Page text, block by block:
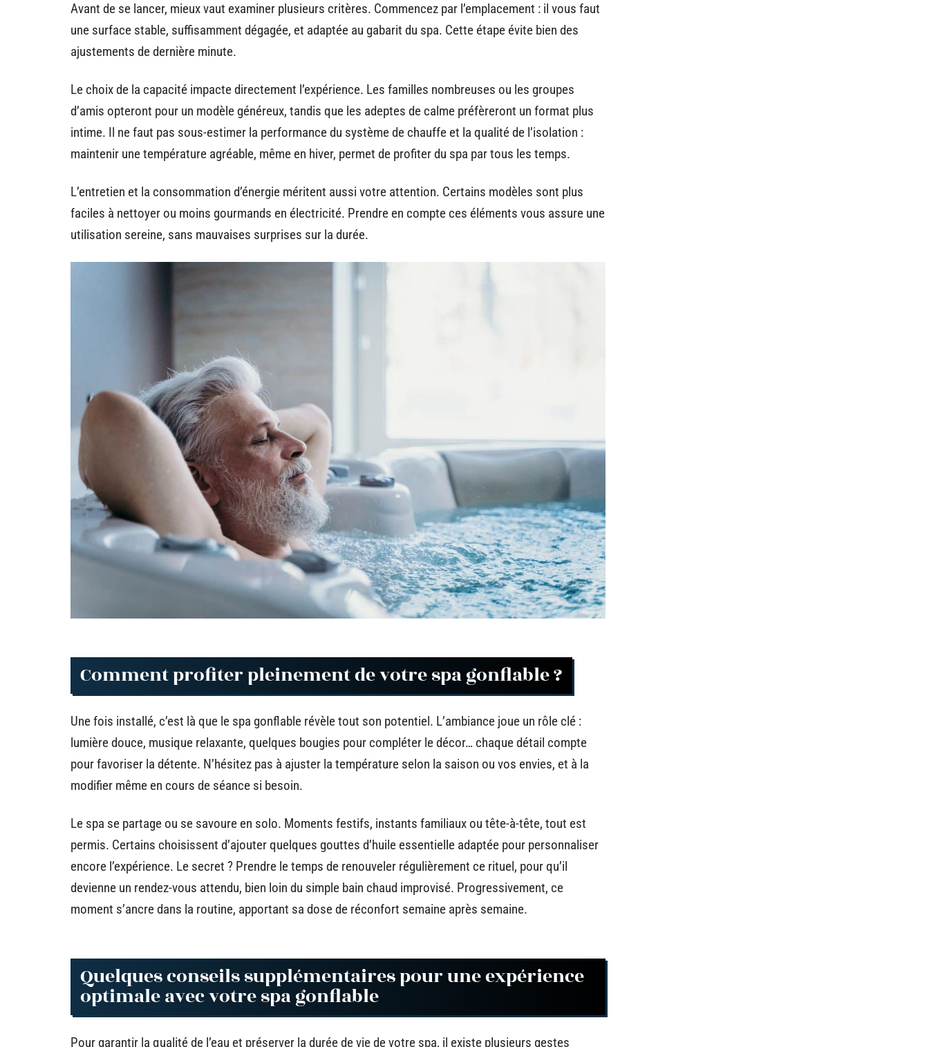
Avant de se lancer, mieux vaut examiner plusieurs critères. Commencez par l’emplacement : il vous faut
une surface stable, suffisamment dégagée, et adaptée au gabarit du spa. Cette étape évite bien des
ajustements de dernière minute.
Le choix de la capacité impacte directement l’expérience. Les familles nombreuses ou les groupes
d’amis opteront pour un modèle généreux, tandis que les adeptes de calme préfèreront un format plus
intime. Il ne faut pas sous-estimer la performance du système de chauffe et la qualité de l’isolation :
maintenir une température agréable, même en hiver, permet de profiter du spa par tous les temps.
L’entretien et la consommation d’énergie méritent aussi votre attention. Certains modèles sont plus
faciles à nettoyer ou moins gourmands en électricité. Prendre en compte ces éléments vous assure une
utilisation sereine, sans mauvaises surprises sur la durée.
Comment profiter pleinement de votre spa gonflable ?
Une fois installé, c’est là que le spa gonflable révèle tout son potentiel. L’ambiance joue un rôle clé :
lumière douce, musique relaxante, quelques bougies pour compléter le décor… chaque détail compte
pour favoriser la détente. N’hésitez pas à ajuster la température selon la saison ou vos envies, et à la
modifier même en cours de séance si besoin.
Le spa se partage ou se savoure en solo. Moments festifs, instants familiaux ou tête-à-tête, tout est
permis. Certains choisissent d’ajouter quelques gouttes d’huile essentielle adaptée pour personnaliser
encore l’expérience. Le secret ? Prendre le temps de renouveler régulièrement ce rituel, pour qu’il
devienne un rendez-vous attendu, bien loin du simple bain chaud improvisé. Progressivement, ce
moment s’ancre dans la routine, apportant sa dose de réconfort semaine après semaine.
Quelques conseils supplémentaires pour une expérience
optimale avec votre spa gonflable
Pour garantir la qualité de l’eau et préserver la durée de vie de votre spa, il existe plusieurs gestes